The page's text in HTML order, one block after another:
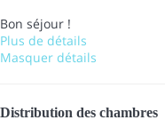
Bon séjour !
Plus de détails
Masquer détails
Distribution des chambres